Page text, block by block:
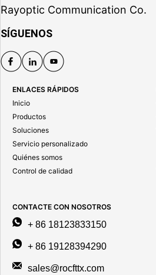
Rayoptic Communication Co.
SÍGUENOS
ENLACES RÁPIDOS
Inicio
Productos
Soluciones
Servicio personalizado
Quiénes somos
Control de calidad
CONTACTE CON NOSOTROS
+ 86 18123833150
+ 86 19128394290
sales@rocfttx.com